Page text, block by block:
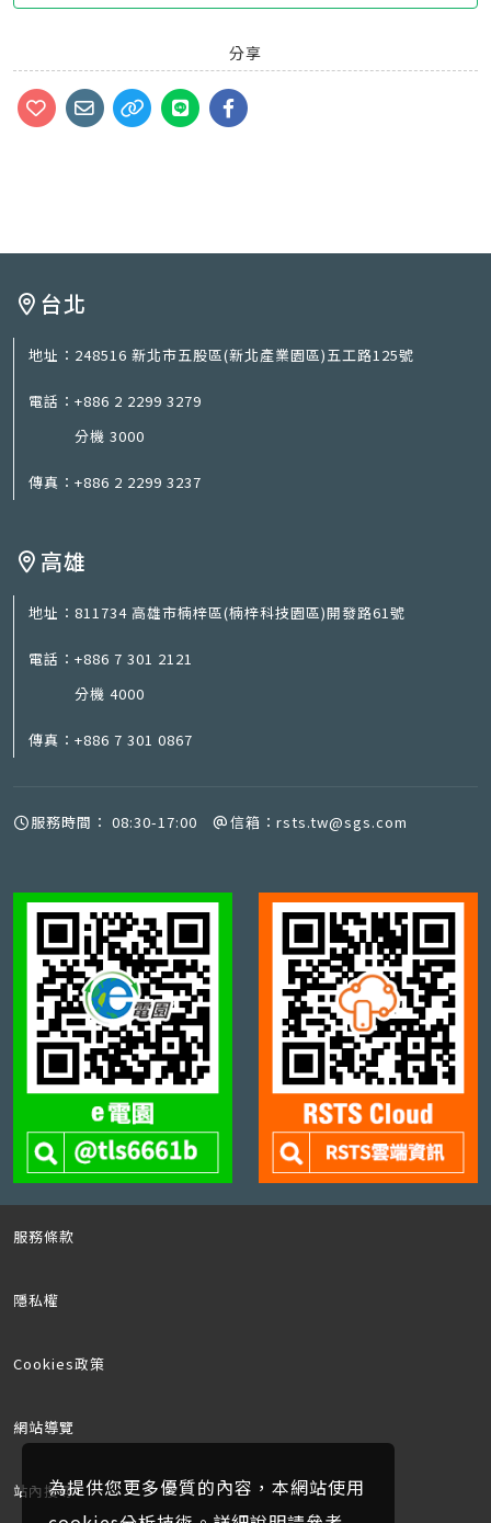
分享
台北
地址： 248516 新北市五股區(新北產業園區)五工路125號
電話： +886 2 2299 3279
分機 3000
傳真： +886 2 2299 3237
高雄
地址： 811734 高雄市楠梓區(楠梓科技園區)開發路61號
電話： +886 7 301 2121
分機 4000
傳真： +886 7 301 0867
服務時間： 08:30-17:00 信箱： rsts.tw@sgs.com
服務條款
隱私權
Cookies政策
網站導覽
站內搜尋為提供您更多優質的內容，本網站使用